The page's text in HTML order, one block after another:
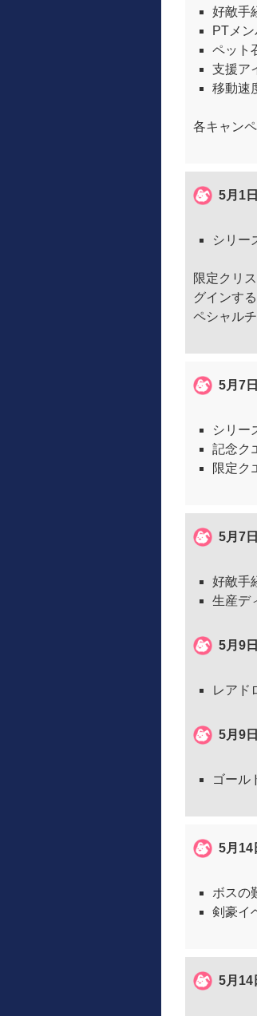
好敵手
PTメ
ペット
支援ア
移動速
各キャン
5月1
シリー
限定クリ
グインす
ペシャル
5月7
シリー
記念ク
限定ク
5月7
好敵手
生産デ
5月9
レアド
5月9
ゴール
5月14
ボスの
剣豪イ
5月14